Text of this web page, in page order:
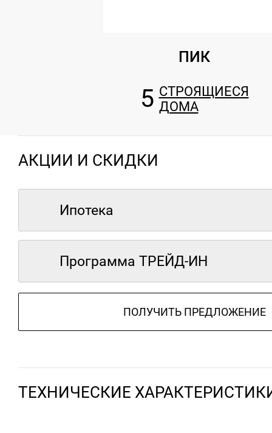
ПИК
5 СТРОЯЩИЕСЯ
ДОМА
АКЦИИ И СКИДКИ
Ипотека
Программа ТРЕЙД-ИН
ПОЛУЧИТЬ ПРЕДЛОЖЕНИЕ
ТЕХНИЧЕСКИЕ